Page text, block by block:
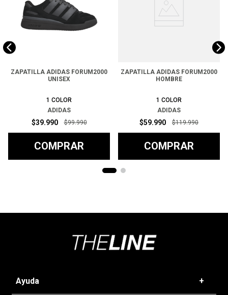
ZAPATILLA ADIDAS FORUM2000
UNISEX
1 COLOR
ADIDAS
$39.990 $99.990
COMPRAR
ZAPATILLA ADIDAS FORUM2000
HOMBRE
1 COLOR
ADIDAS
$59.990 $119.990
COMPRAR
Ayuda +